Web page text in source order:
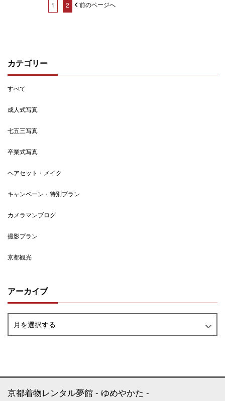
カテゴリー
すべて
成人式写真
七五三写真
卒業式写真
ヘアセット・メイク
キャンペーン・特別プラン
カメラマンブログ
撮影プラン
京都観光
アーカイブ
月を選択する
前のページへ
1 2
京都着物レンタル夢館 ゆめやかた